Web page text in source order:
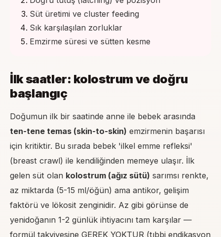
Süt üretimi ve cluster feeding
Sık karşılaşılan zorluklar
Emzirme süresi ve sütten kesme
İlk saatler: kolostrum ve doğru
başlangıç
Doğumun ilk bir saatinde anne ile bebek arasında
ten-tene temas (skin-to-skin) emzirmenin başarısı
için kritiktir. Bu sırada bebek 'ilkel emme refleksi'
(breast crawl) ile kendiliğinden memeye ulaşır. İlk
gelen süt olan kolostrum (ağız sütü) sarımsı renkte,
az miktarda (5-15 ml/öğün) ama antikor, gelişim
faktörü ve lökosit zenginidir. Az gibi görünse de
yenidoğanın 1-2 günlük ihtiyacını tam karşılar —
formül takviyesine GEREK YOKTUR (tıbbi endikasyon